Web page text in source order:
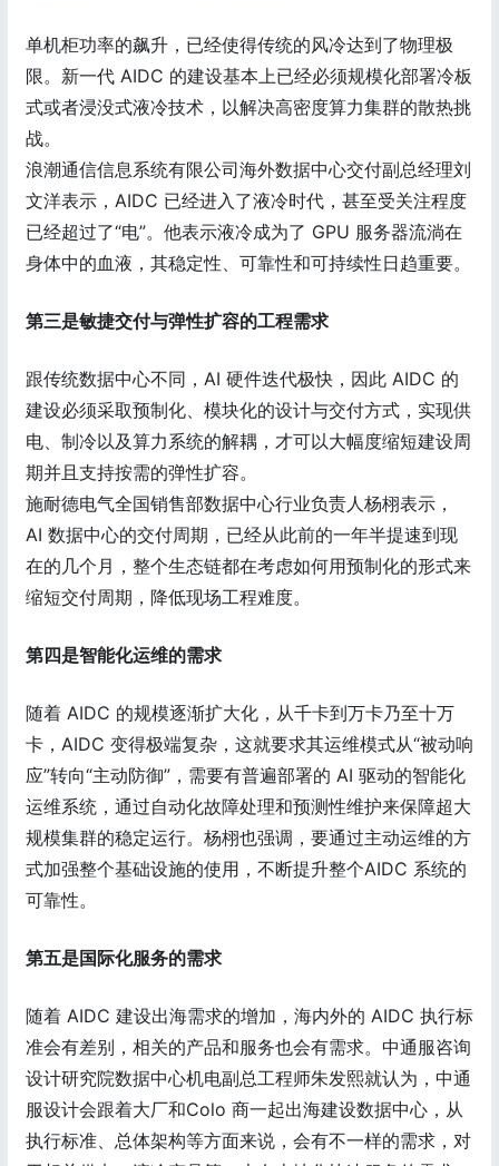
单机柜功率的飙升，已经使得传统的风冷达到了物理极
限。新一代 AIDC 的建设基本上已经必须规模化部署冷板
式或者浸没式液冷技术，以解决高密度算力集群的散热挑
战。
浪潮通信信息系统有限公司海外数据中心交付副总经理刘
文洋表示，AIDC 已经进入了液冷时代，甚至受关注程度
已经超过了“电”。他表示液冷成为了 GPU 服务器流淌在
身体中的血液，其稳定性、可靠性和可持续性日趋重要。
第三是敏捷交付与弹性扩容的工程需求
跟传统数据中心不同，AI 硬件迭代极快，因此 AIDC 的
建设必须采取预制化、模块化的设计与交付方式，实现供
电、制冷以及算力系统的解耦，才可以大幅度缩短建设周
期并且支持按需的弹性扩容。
施耐德电气全国销售部数据中心行业负责人杨栩表示，
AI 数据中心的交付周期，已经从此前的一年半提速到现
在的几个月，整个生态链都在考虑如何用预制化的形式来
缩短交付周期，降低现场工程难度。
第四是智能化运维的需求
随着 AIDC 的规模逐渐扩大化，从千卡到万卡乃至十万
卡，AIDC 变得极端复杂，这就要求其运维模式从“被动响
应”转向“主动防御”，需要有普遍部署的 AI 驱动的智能化
运维系统，通过自动化故障处理和预测性维护来保障超大
规模集群的稳定运行。杨栩也强调，要通过主动运维的方
式加强整个基础设施的使用，不断提升整个AIDC 系统的
可靠性。
第五是国际化服务的需求
随着 AIDC 建设出海需求的增加，海内外的 AIDC 执行标
准会有差别，相关的产品和服务也会有需求。中通服咨询
设计研究院数据中心机电副总工程师朱发熙就认为，中通
服设计会跟着大厂和Colo 商一起出海建设数据中心，从
执行标准、总体架构等方面来说，会有不一样的需求，对